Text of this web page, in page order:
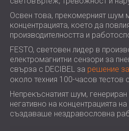
ШУМОИЗОЛАЦИЯ И
ЗДРАВНИЯ СЕКТОР
ЗВУКОИЗОЛАЦИОННИ
РЕШЕНИЯ ЗА
СЕКТОР
ЗВУКОИЗОЛАЦИОННИ
РЕШЕНИЯ ЗА
Освен това, прекомерният шум
концентрацията, което да
производителността и
FESTO, световен лидер в
електромагнитни сензори за
свърза с DECIBEL за решение
около техния 100-часов тестов
Непрекъснатият шум,
негативно на концентрацията
създаваше нездравословна